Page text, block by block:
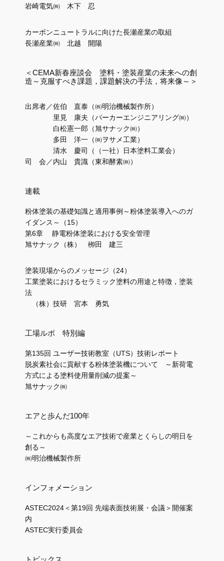
岩崎電気㈱ 木下 忍
カーボンニュートラルに向けた長瀬産業の取組
長瀬産業㈱ 北越 開陽
＜CEMA新春座談会 塗料・塗装産業の未来への創
造～克服すべき課題，課題解決の手法，将来像～＞
出席者／佐伯 直泰（㈱明治機械製作所）
里見 康夫（パーカーエンジニアリング㈱）
白松憲一郎（旭サナック㈱）
多田 洋一（㈱ヲサメ工業）
清水 慶司（（一社）日本塗料工業会）
司 会／内山 貴識（東和酵素㈱）
連載
粉体塗装の基礎知識と適用事例～粉体塗装導入へのガ
イダンス～（15）
第6章 静電粉体塗装における安全管理
旭サナック（株） 栁田 建三
塗装現場からのメッセージ（24）
工業塗装におけるセラミック塗料の用途と特徴，塗装
法
（株）技研 宮本 勇気
工場ルポ 特別編
第135回 ユーザー技術教室（UTS）技術レポート
脱炭素社会に貢献する粉体塗装機について ～新荷電
方式による塗料使用量削減の提案～
旭サナック㈱
エアと歩んだ100年
～これからも高度なエア技術で産業とくらしの明日を
創る～
㈱明治機械製作所
インフォメーション
ASTEC2024＜第19回 先端表面技術展・会議＞開催案
内
ASTEC実行委員会